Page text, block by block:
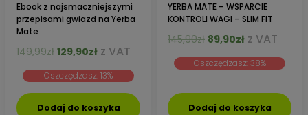
Ebook z najsmaczniejszymi
przepisami gwiazd na Yerba
Mate
149,99zł Pierwotna
wynosiła:
149,99zł.
129,90złAktualna
wynosi:
129,90zł.
z VAT
Oszczędzasz: 13%
Dodaj do koszyka
YERBA MATE – WSPARCIE
KONTROLI WAGI – SLIM FIT
145,90zł Pierwotna
wynosiła:
89,90złAktualna
wynosi:
z VAT
Oszczędzasz: 38%
Dodaj do koszyka